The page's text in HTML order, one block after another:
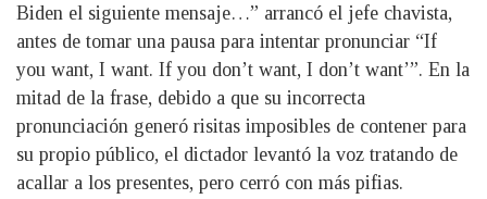
Biden el siguiente mensaje…” arrancó el jefe chavista,
antes de tomar una pausa para intentar pronunciar “If
you want, I want. If you don’t want, I don’t want’”. En la
mitad de la frase, debido a que su incorrecta
pronunciación generó risitas imposibles de contener para
su propio público, el dictador levantó la voz tratando de
acallar a los presentes, pero cerró con más pifias.